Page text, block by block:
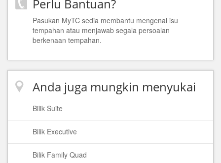
Perlu Bantuan?
Pasukan MyTC sedia membantu mengenai isu
tempahan atau menjawab segala persoalan
berkenaan tempahan.
Anda juga mungkin menyukai
Bilik Suite
Bilik Executive
Bilik Family Quad